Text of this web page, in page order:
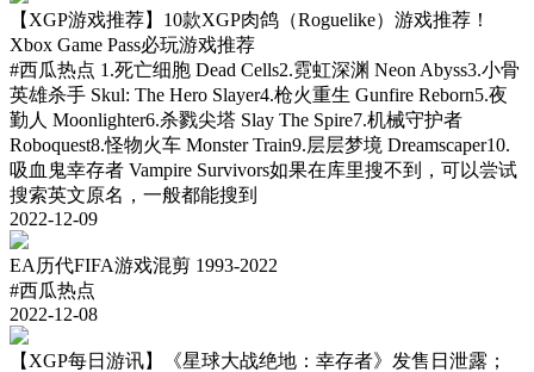
【XGP游戏推荐】10款XGP肉鸽（Roguelike）游戏推荐！
Xbox Game Pass必玩游戏推荐
#西瓜热点 1.死亡细胞 Dead Cells2.霓虹深渊 Neon Abyss3.小骨
英雄杀手 Skul: The Hero Slayer4.枪火重生 Gunfire Reborn5.夜
勤人 Moonlighter6.杀戮尖塔 Slay The Spire7.机械守护者
Roboquest8.怪物火车 Monster Train9.层层梦境 Dreamscaper10.
吸血鬼幸存者 Vampire Survivors如果在库里搜不到，可以尝试
搜索英文原名，一般都能搜到
2022-12-09
EA历代FIFA游戏混剪 1993-2022
#西瓜热点
2022-12-08
【XGP每日游讯】《星球大战绝地：幸存者》发售日泄露；